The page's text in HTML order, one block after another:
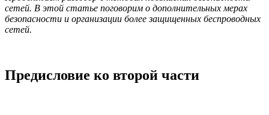
сетей. В этой статье поговорим о дополнительных мерах
безопасности и организации более защищенных беспроводных
сетей.
Предисловие ко второй части